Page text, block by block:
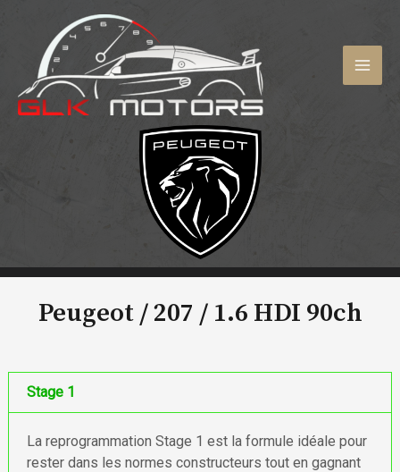
contenu
Peugeot / 207 / 1.6 HDI 90ch
Stage 1
La reprogrammation Stage 1 est la formule idéale pour
rester dans les normes constructeurs tout en gagnant